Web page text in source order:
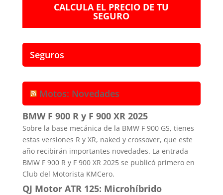
CALCULA EL PRECIO DE TU
SEGURO
Seguros
Motos: Novedades
BMW F 900 R y F 900 XR 2025
Sobre la base mecánica de la BMW F 900 GS, tienes
estas versiones R y XR, naked y crossover, que este
año recibirán importantes novedades. La entrada
BMW F 900 R y F 900 XR 2025 se publicó primero en
Club del Motorista KMCero.
QJ Motor ATR 125: Microhíbrido